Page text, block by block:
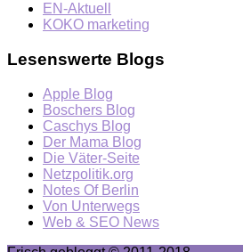
EN-Aktuell
KOKO marketing
Lesenswerte Blogs
Apple Blog
Boschers Blog
Caschys Blog
Der Mama Blog
Die Väter-Seite
Netzpolitik.org
Notes Of Berlin
Von Unterwegs
Web & SEO News